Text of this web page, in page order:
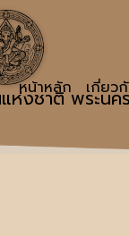
งชาติ พระนค
หน้าหลัก เกี่ยว